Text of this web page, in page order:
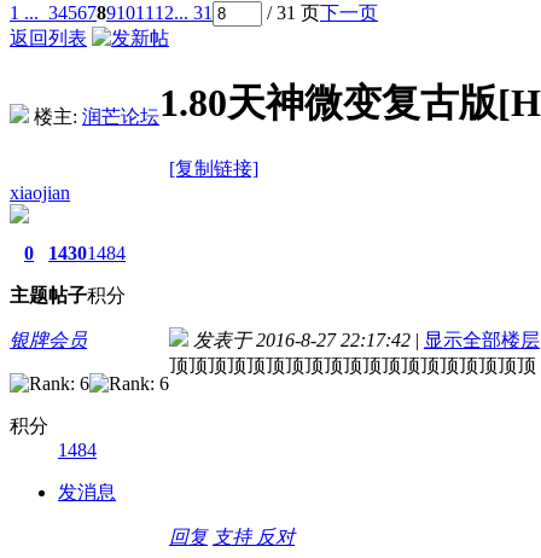
1 ... 34567891011 12... 31 / 31 页下一页
返回列表
楼主: 润芒论坛1.80天神微变复古版
[复制链接]
xiaojian
0
主题
1430
帖子
1484
积分
银牌会员
积分
1484
发消息
发表于 2016-8-27 22:17:42 | 显示全部楼层
顶顶顶顶顶顶顶顶顶顶顶顶顶顶顶顶顶顶顶
回复 支持 反对